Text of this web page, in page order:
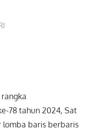
78 tahun 2024, Sat
lomba baris berbaris